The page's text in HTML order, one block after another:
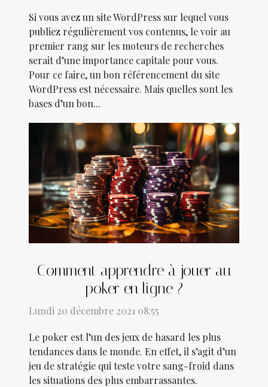
Si vous avez un site WordPress sur lequel vous
publiez régulièrement vos contenus, le voir au
premier rang sur les moteurs de recherches
serait d’une importance capitale pour vous.
Pour ce faire, un bon référencement du site
WordPress est nécessaire. Mais quelles sont les
bases d’un bon...
Comment apprendre à jouer au
poker en ligne ?
Lundi 20 décembre 2021 08:55
Le poker est l’un des jeux de hasard les plus
tendances dans le monde. En effet, il s’agit d’un
jeu de stratégie qui teste votre sang-froid dans
les situations des plus embarrassantes.